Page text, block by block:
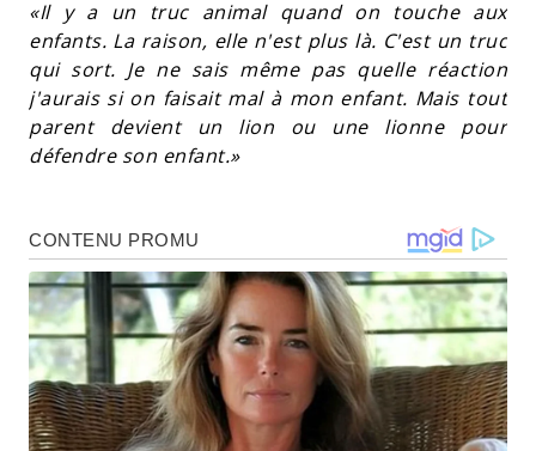
«Il y a un truc animal quand on touche aux
enfants. La raison, elle n'est plus là. C'est un truc
qui sort. Je ne sais même pas quelle réaction
j'aurais si on faisait mal à mon enfant. Mais tout
parent devient un lion ou une lionne pour
défendre son enfant.»